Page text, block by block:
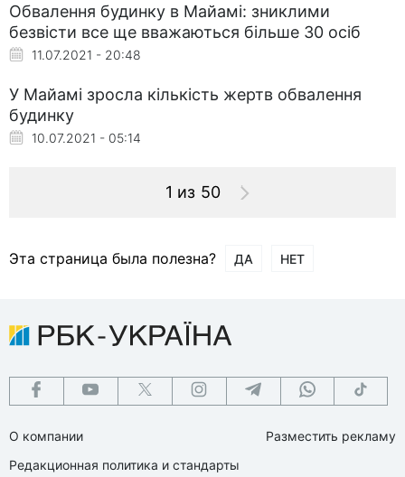
Обвалення будинку в Майамі: зниклими
безвісти все ще вважаються більше 30 осіб
11.07.2021 - 20:48
У Майамі зросла кількість жертв обвалення
будинку
10.07.2021 - 05:14
1 из 50
Эта страница была полезна? ДА НЕТ
О компании
Редакционная политика и стандарты
Разместить рекламу